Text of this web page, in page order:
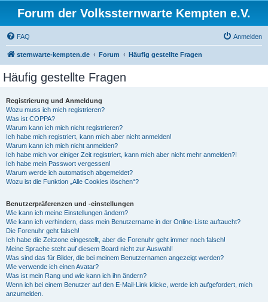
Forum der Volkssternwarte Kempten e.V.
FAQ Anmelden
sternwarte-kempten.de Forum Häufig gestellte Fragen
Häufig gestellte Fragen
Registrierung und Anmeldung
Wozu muss ich mich registrieren?
Was ist COPPA?
Warum kann ich mich nicht registrieren?
Ich habe mich registriert, kann mich aber nicht anmelden!
Warum kann ich mich nicht anmelden?
Ich habe mich vor einiger Zeit registriert, kann mich aber nicht mehr anmelden?!
Ich habe mein Passwort vergessen!
Warum werde ich automatisch abgemeldet?
Wozu ist die Funktion „Alle Cookies löschen“?
Benutzerpräferenzen und -einstellungen
Wie kann ich meine Einstellungen ändern?
Wie kann ich verhindern, dass mein Benutzername in der Online-Liste auftaucht?
Die Forenuhr geht falsch!
Ich habe die Zeitzone eingestellt, aber die Forenuhr geht immer noch falsch!
Meine Sprache steht auf diesem Board nicht zur Auswahl!
Was sind das für Bilder, die bei meinem Benutzernamen angezeigt werden?
Wie verwende ich einen Avatar?
Was ist mein Rang und wie kann ich ihn ändern?
Wenn ich bei einem Benutzer auf den E-Mail-Link klicke, werde ich aufgefordert, mich
anzumelden.